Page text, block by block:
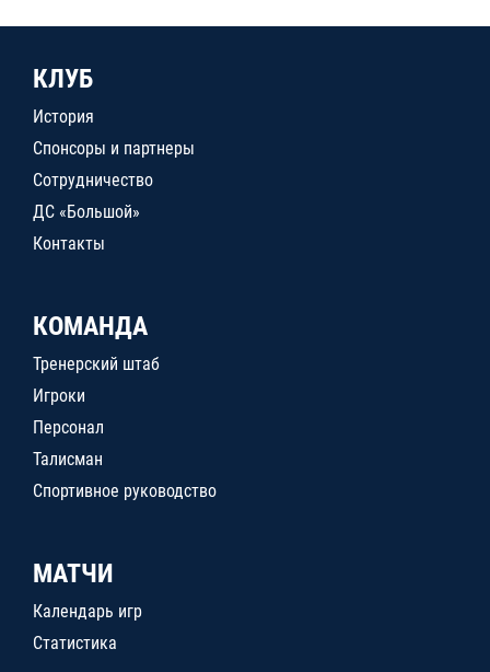
КЛУБ
История
Спонсоры и партнеры
Сотрудничество
ДС «Большой»
Контакты
КОМАНДА
Тренерский штаб
Игроки
Персонал
Талисман
Спортивное руководство
МАТЧИ
Календарь игр
Статистика